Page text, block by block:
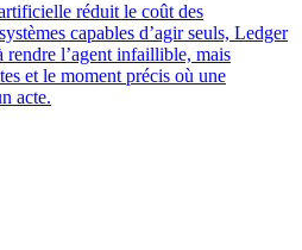
réduit le coût des
capables d’agir seuls, Ledger
rendre l’agent infaillible, mais
et le moment précis où une
acte.